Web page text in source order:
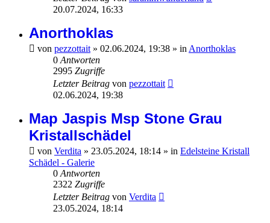
20.07.2024, 16:33
Anorthoklas
von pezzottait » 02.06.2024, 19:38 » in Anorthoklas
0 Antworten
2995 Zugriffe
Letzter Beitrag von pezzottait
02.06.2024, 19:38
Map Jaspis Msp Stone Grau
Kristallschädel
von Verdita » 23.05.2024, 18:14 » in Edelsteine Kristall
Schädel - Galerie
0 Antworten
2322 Zugriffe
Letzter Beitrag von Verdita
23.05.2024, 18:14